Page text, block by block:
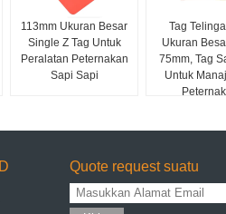
113mm Ukuran Besar
Single Z Tag Untuk
Peralatan Peternakan
Sapi Sapi
Tag
Ukuran
75mm, Tag
Untuk
Quote request suatu